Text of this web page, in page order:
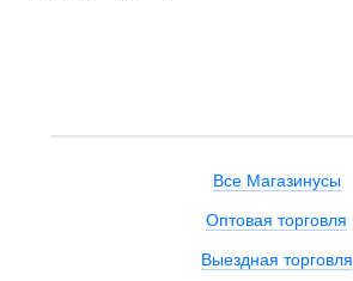
Все Магазинусы
Оптовая торговля
Выездная торговля